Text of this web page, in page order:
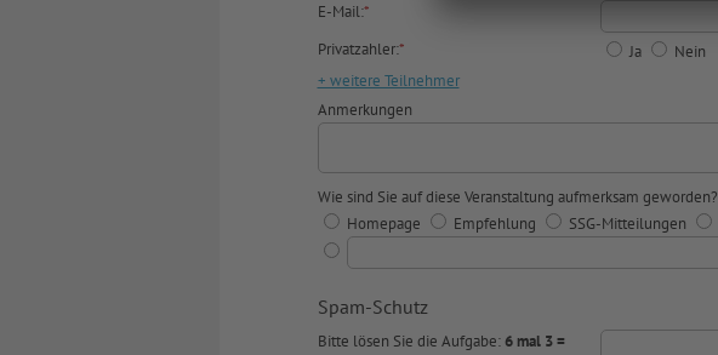
E-Mail:*
Privatzahler:* Ja
Nein
+ weitere Teilnehmer
Anmerkungen
Wie sind Sie auf diese Veranstaltung aufmerksam geworden?
Homepage
Empfehlung SSG-Mitteilungen
Spam-Schutz
Bitte lösen Sie die Aufgabe: 6 mal 3 =